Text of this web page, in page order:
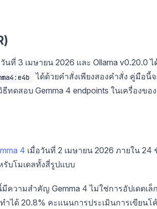
วันที่ 3 เมษายน 2026 และ Ollama v0.20.0
ได้ด้วยคำสั่งเพียงสองคำสั่ง คู่มือนี้
ทดสอบ Gemma 4 endpoints ในเครื่องข
4 เมื่อวันที่ 2 เมษายน 2026 ภายใน 24
รับโมเดลทั้งสี่รูปแบบ
วามสำคัญ Gemma 4 ไม่ใช่การอัปเดตเ
ำได้ 20.8% คะแนนการประเมินการเขียนโ